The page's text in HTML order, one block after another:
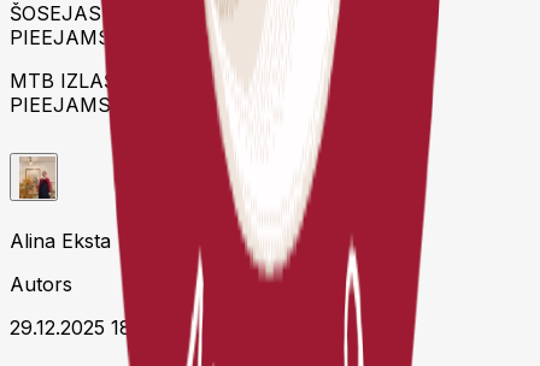
ŠOSEJAS IZLAŠU KANDIDĀTU SARAKSTS
PIEEJAMS
MTB IZLAŠU KANDIDĀTU SARAKSTS
PIEEJAMS
Alina Eksta
Autors
29.12.2025 18:51 UTC